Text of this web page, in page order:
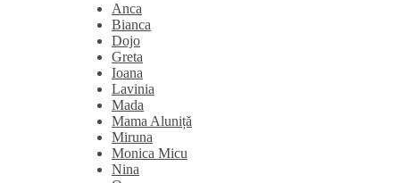
Anca
Bianca
Dojo
Greta
Ioana
Lavinia
Mada
Mama Aluniță
Miruna
Monica Micu
Nina